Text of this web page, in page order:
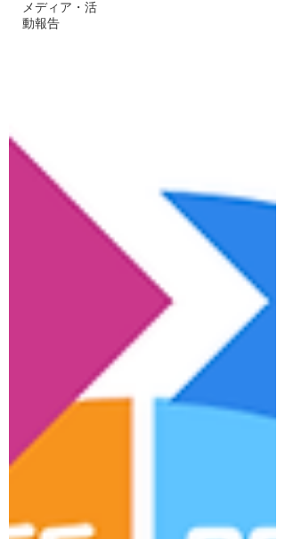
メディア・活
動報告